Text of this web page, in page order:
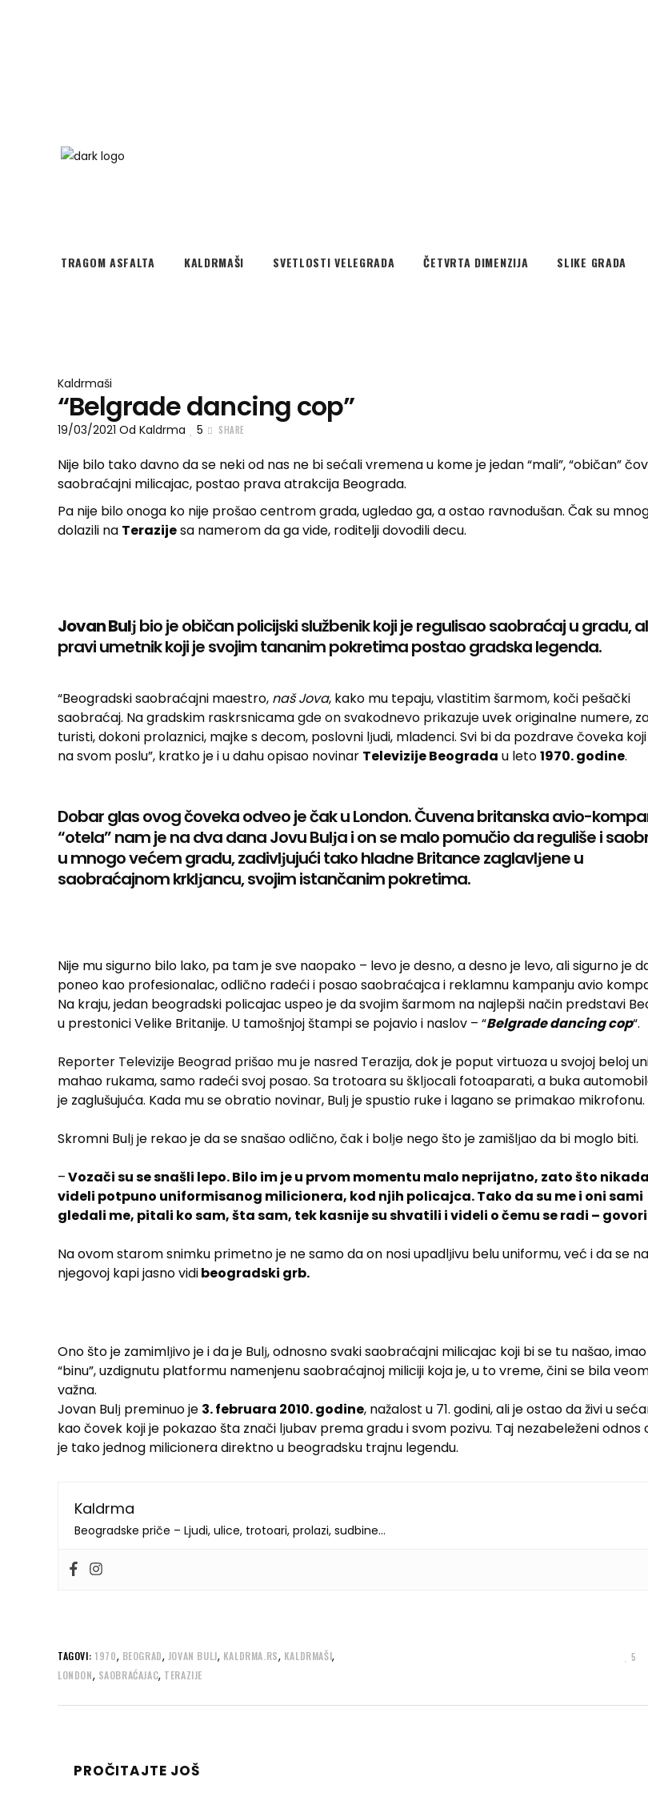
TRAGOM ASFALTA KALDRMAŠI SVETLOSTI VELEGRADA ČETVRTA DIMENZIJA SLIKE GRADA
Kaldrmaši
“Belgrade dancing cop”
19/03/2021 Od Kaldrma 5 SHARE
Nije bilo tako davno da se neki od nas ne bi sećali vremena u kome je jedan “mali”, “običan”
saobraćajni milicajac, postao prava atrakcija Beograda.
Pa nije bilo onoga ko nije prošao centrom grada, ugledao ga, a ostao ravnodušan. Čak su
dolazili na Terazijesa namerom da ga vide, roditelji dovodili decu.
Jovan Bulјbio je običan policijski službenik koji je regulisao saobraćaj u gradu,
pravi umetnik koji je svojim tananim pokretima postao gradska legenda.
“Beogradski saobraćajni maestro, naš Jova, kako mu tepaju, vlastitim šarmom, koči pešački
saobraćaj. Na gradskim raskrsnicamagde on svakodnevo prikazujeuvek originalne numere,
turisti, dokoni prolaznici, majke s decom, poslovni lјudi, mladenci. Svi bi da pozdrave čoveka
na svom poslu”, kratko je i u dahu opisao novinar Televizije Beograda u leto1970. godine.
Dobar glas ovog čoveka odveo je čak u London. Čuvena britanska avio-
“otela” nam je na dva dana Jovu Bulјa i on se malo pomučio da reguliše i
u mnogo većem gradu, zadivlјujući tako hladne Britance zaglavlјene u
saobraćajnom krklјancu, svojim istančanim pokretima.
Nije mu sigurno bilo lako, pa tam je sve naopako – levo je desno, a desno je levo, ali sigurno je
poneo kao profesionalac, odlično radeći i posao saobraćajca i reklamnu kampanju avio
Na kraju, jedan beogradski policajac uspeo je da svojim šarmom na najlepši način predstavi
u prestonici Velike Britanije. U tamošnjoj štampi se pojavio i naslov – “Belgrade dancing cop“.
Reporter Televizije Beograd prišao mu je nasred Terazija, dok je poput virtuoza u svojoj beloj
mahao rukama, samo radeći svoj posao. Sa trotoara su šklјocali fotoaparati, a buka
je zaglušujuća. Kada mu se obratio novinar, Bulј je spustio ruke i lagano se primakao mikrofonu.
Skromni Bulј je rekao je da se snašao odlično, čak i bolјe nego što je zamišlјao da bi moglo biti.
–Vozači su se snašli lepo. Bilo im je u prvom momentu malo neprijatno, zato što
videli potpuno uniformisanog milicionera, kod njih policajca. Tako da su me i oni sami
gledali me, pitali ko sam, šta sam, tek kasnije su shvatili i videli o čemu se radi –
Na ovom starom snimku primetno je ne samo da on nosi upadlјivu belu uniformu, već i da se na
njegovoj kapi jasno vidibeogradski grb.
Ono što je zamimlјivo je i da je Bulј, odnosno svaki saobraćajni milicajac koji bi se tu našao,
“binu”, uzdignutu platformu namenjenu saobraćajnoj miliciji koja je, u to vreme, čini se bila
važna.
Jovan Bulј preminuo je 3. februara 2010. godine, nažalost u 71. godini, ali je ostao da živi u
kao čovek koji je pokazao šta znači lјubav prema gradu i svom pozivu. Taj nezabeleženi odnos
je tako jednog milicionera direktno u beogradsku trajnu legendu.
Kaldrma
Beogradske priče – Ljudi, ulice, trotoari, prolazi, sudbine…
TAGOVI: 1970, BEOGRAD, JOVAN BULJ, KALDRMA.RS, KALDRMAŠI,
LONDON, SAOBRAĆAJAC, TERAZIJE
5
PROČITAJTE JOŠ